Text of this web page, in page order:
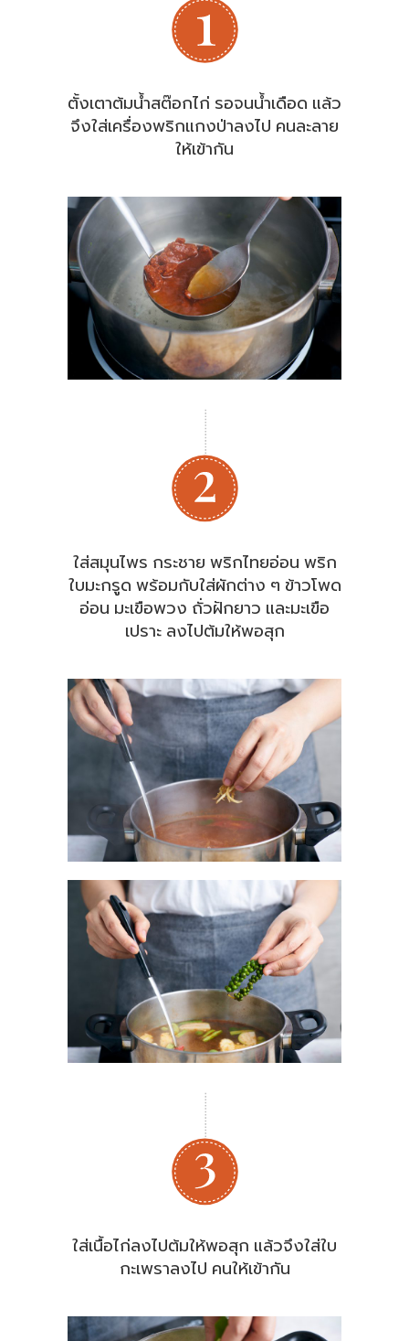
ตั้งเตาต้มน้ำสต๊อกไก่ รอจนน้ำเดือด แล้ว
จึงใส่เครื่องพริกแกงป่าลงไป คนละลาย
ให้เข้ากัน
ใส่สมุนไพร กระชาย พริกไทยอ่อน พริก
ใบมะกรูด พร้อมกับใส่ผักต่าง ๆ ข้าวโพด
อ่อน มะเขือพวง ถั่วฝักยาว และมะเขือ
เปราะ ลงไปต้มให้พอสุก
ใส่เนื้อไก่ลงไปต้มให้พอสุก แล้วจึงใส่ใบ
กะเพราลงไป คนให้เข้ากัน